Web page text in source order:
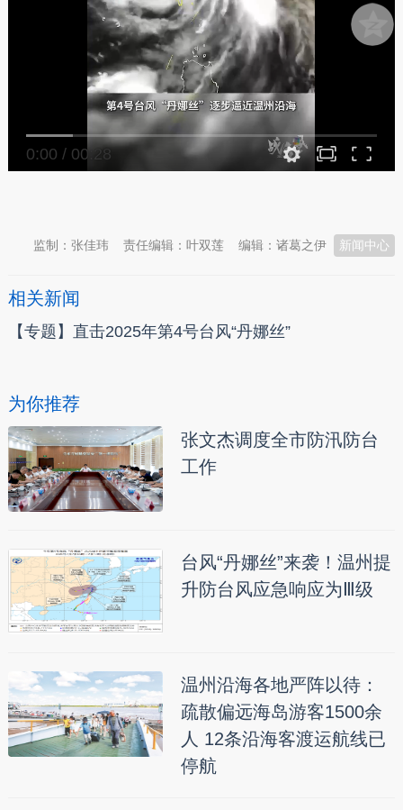
0:00 / 00:28
新闻中心
编辑：诸葛之伊
责任编辑：叶双莲
监制：张佳玮
相关新闻
【专题】直击2025年第4号台风“丹娜丝”
为你推荐
张文杰调度全市防汛防台
工作
台风“丹娜丝”来袭！温州提
升防台风应急响应为Ⅲ级
温州沿海各地严阵以待：
疏散偏远海岛游客1500余
人 12条沿海客渡运航线已
停航